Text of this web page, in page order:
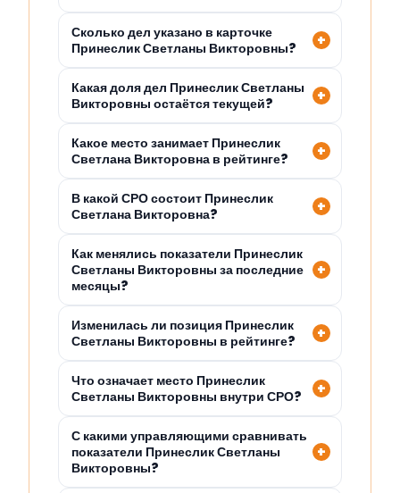
Сколько дел указано в карточке
Принеслик Светланы Викторовны?
Какая доля дел Принеслик Светланы
Викторовны остаётся текущей?
Какое место занимает Принеслик
Светлана Викторовна в рейтинге?
В какой СРО состоит Принеслик
Светлана Викторовна?
Как менялись показатели Принеслик
Светланы Викторовны за последние
месяцы?
Изменилась ли позиция Принеслик
Светланы Викторовны в рейтинге?
Что означает место Принеслик
Светланы Викторовны внутри СРО?
С какими управляющими сравнивать
показатели Принеслик Светланы
Викторовны?